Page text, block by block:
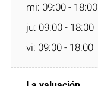
mi: 09:00 - 18:00
ju: 09:00 - 18:00
vi: 09:00 - 18:00